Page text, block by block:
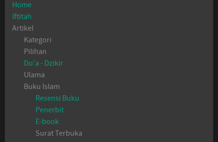
Home
Iftitah
Artikel
Kategori
Pilihan
Do'a - Dzikir
Ulama
Buku Islam
Resensi Buku
Penerbit
E-book
Surat Terbuka